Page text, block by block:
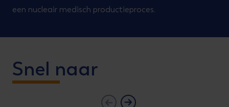
een nucleair medisch productieproces.
Snel naar